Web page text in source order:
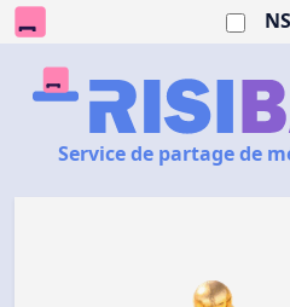
Service de partage de